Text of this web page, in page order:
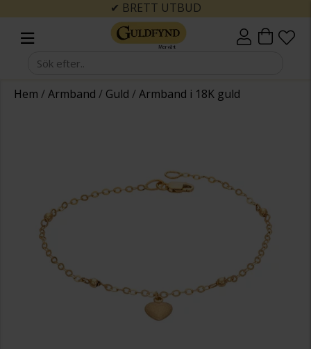
✔ BRETT UTBUD
Hem /Armband / Guld /Armband i 18K guld